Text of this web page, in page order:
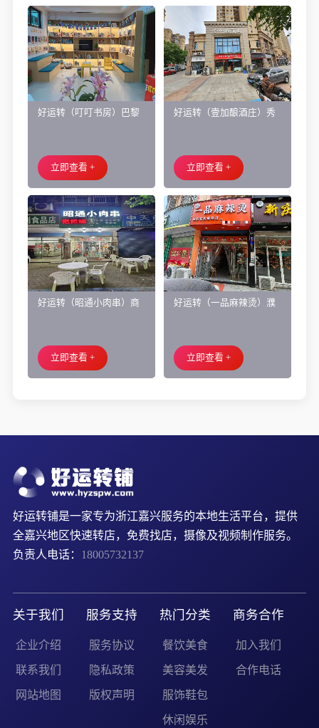
好运转（叮叮书房）巴黎
培训班带生源转让
立即查看 +
好运转（壹加酿酒庄）秀
庄、空店铺转让
立即查看 +
好运转（昭通小肉串）商
外摆、 房租2.2万/年
立即查看 +
好运转（一品麻辣烫）濮
小吃店转让
立即查看 +
好运转铺是一家专为浙江嘉兴服务的本地生活平台，提供
全嘉兴地区快速转店，免费找店，摄像及视频制作服务。
负责人电话： 18005732137
关于我们
企业介绍
联系我们
网站地图
服务支持
服务协议
隐私政策
版权声明
热门分类
餐饮美食
美容美发
服饰鞋包
休闲娱乐
商务合作
加入我们
合作电话